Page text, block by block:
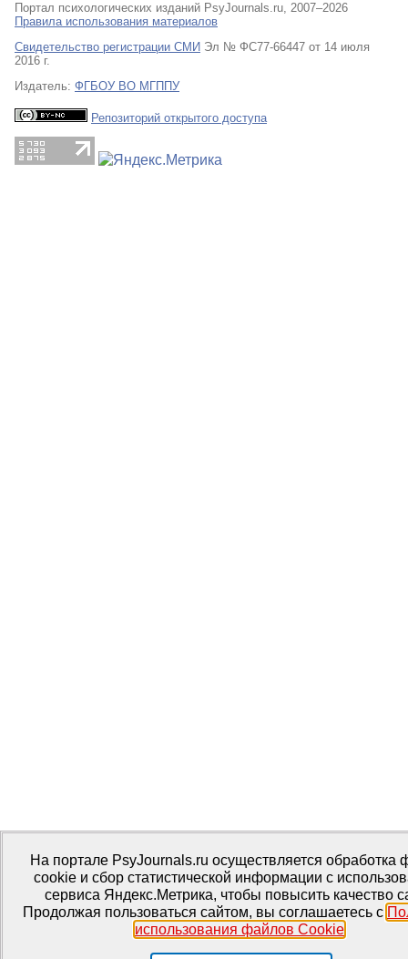
Портал психологических изданий PsyJournals.ru, 2007–2026
Правила использования материалов
Свидетельство регистрации СМИ Эл № ФС77-66447 от 14 июля
2016 г.
Издатель: ФГБОУ ВО МГППУ
Репозиторий открытого доступа
На портале PsyJournals.ru осуществляется обработка
cookie и сбор статистической информации с
сервиса Яндекс.Метрика, чтобы повысить качество
Продолжая пользоваться сайтом, вы соглашаетесь с
использования файлов Cookie